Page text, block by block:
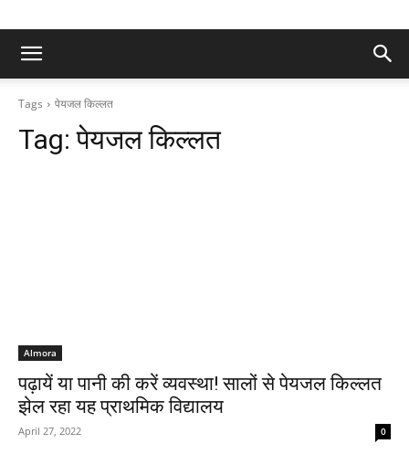
Tags पेयजल किल्लत
Tag:पेयजल किल्लत
Almora
पढ़ायें या पानी की करें व्यवस्था! ​सालों से पेयजल किल्लत
झेल रहा यह प्राथमिक विद्यालय
April 27, 2022 0